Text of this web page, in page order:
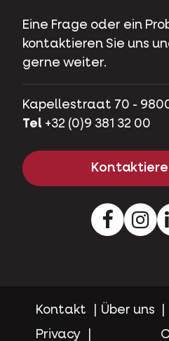
Eine Frage oder ein
kontaktieren Sie uns
gerne weiter.
Kapellestraat 70 -
Tel +32 (0)9 381 32 00
Facebook
Kontakt Über uns
Privacy